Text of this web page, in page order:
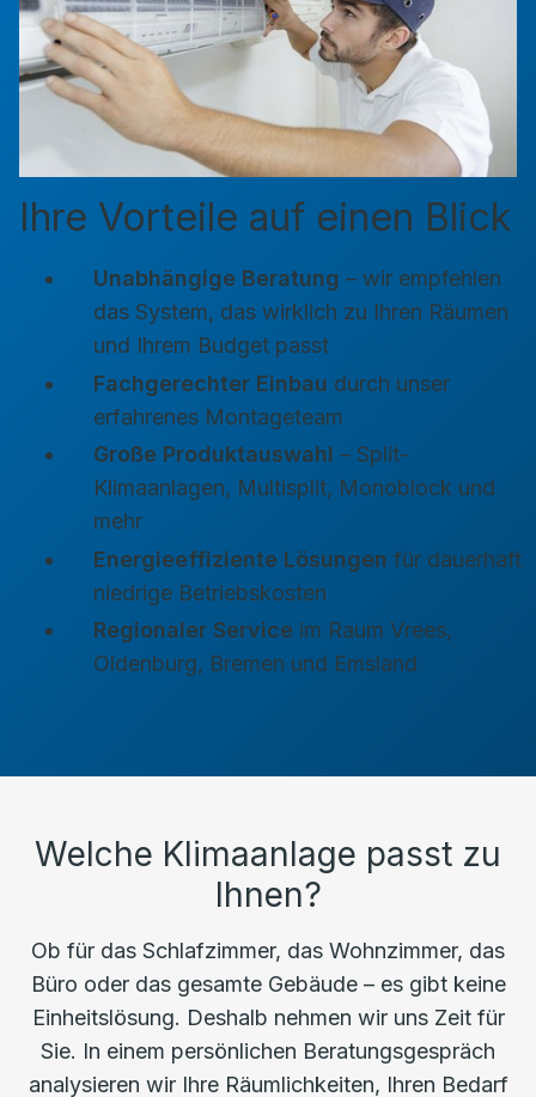
Ihre Vorteile auf einen Blick
Unabhängige Beratung – wir empfehlen
das System, das wirklich zu Ihren Räumen
und Ihrem Budget passt
Fachgerechter Einbau durch unser
erfahrenes Montageteam
Große Produktauswahl – Split-
Klimaanlagen, Multisplit, Monoblock und
mehr
Energieeffiziente Lösungen für dauerhaft
niedrige Betriebskosten
Regionaler Service im Raum Vrees,
Oldenburg, Bremen und Emsland
Welche Klimaanlage passt zu
Ihnen?
Ob für das Schlafzimmer, das Wohnzimmer, das
Büro oder das gesamte Gebäude – es gibt keine
Einheitslösung. Deshalb nehmen wir uns Zeit für
Sie. In einem persönlichen Beratungsgespräch
analysieren wir Ihre Räumlichkeiten, Ihren Bedarf